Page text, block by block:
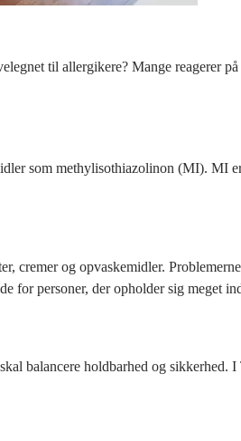
til allergikere? Mange reagerer
som methylisothiazolinon (MI).
cremer og opvaskemidler.
personer, der opholder sig meget
balancere holdbarhed og sikkerhed.